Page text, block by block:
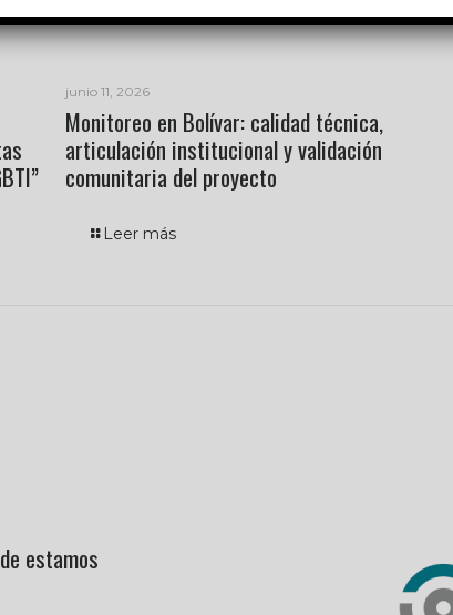
junio 11, 2026
Monitoreo en Bolívar: calidad técnica,
articulación institucional y validación
comunitaria del proyecto
Leer más
estamos